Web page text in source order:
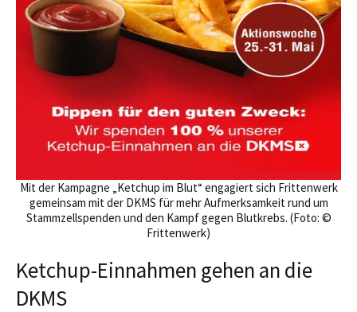
Mit der Kampagne „Ketchup im Blut“ engagiert sich Frittenwerk
gemeinsam mit der DKMS für mehr Aufmerksamkeit rund um
Stammzellspenden und den Kampf gegen Blutkrebs. (Foto: ©
Frittenwerk)
Ketchup-Einnahmen gehen an die
DKMS